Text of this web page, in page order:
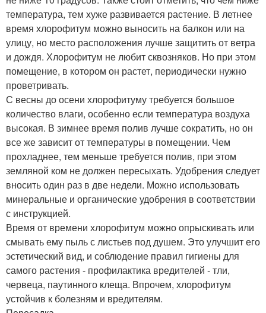
температура, тем хуже развивается растение. В летнее
время хлорофитум можно выносить на балкон или на
улицу, но место расположения лучше защитить от ветра
и дождя. Хлорофитум не любит сквозняков. Но при этом
помещение, в котором он растет, периодически нужно
проветривать.
С весны до осени хлорофитуму требуется большое
количество влаги, особенно если температура воздуха
высокая. В зимнее время полив лучше сократить, но он
все же зависит от температуры в помещении. Чем
прохладнее, тем меньше требуется полив, при этом
земляной ком не должен пересыхать. Удобрения следует
вносить один раз в две недели. Можно использовать
минеральные и органические удобрения в соответствии
с инструкцией.
Время от времени хлорофитум можно опрыскивать или
смывать ему пыль с листьев под душем. Это улучшит его
эстетический вид, и соблюдение правил гигиены для
самого растения - профилактика вредителей - тли,
червеца, паутинного клеща. Впрочем, хлорофитум
устойчив к болезням и вредителям.